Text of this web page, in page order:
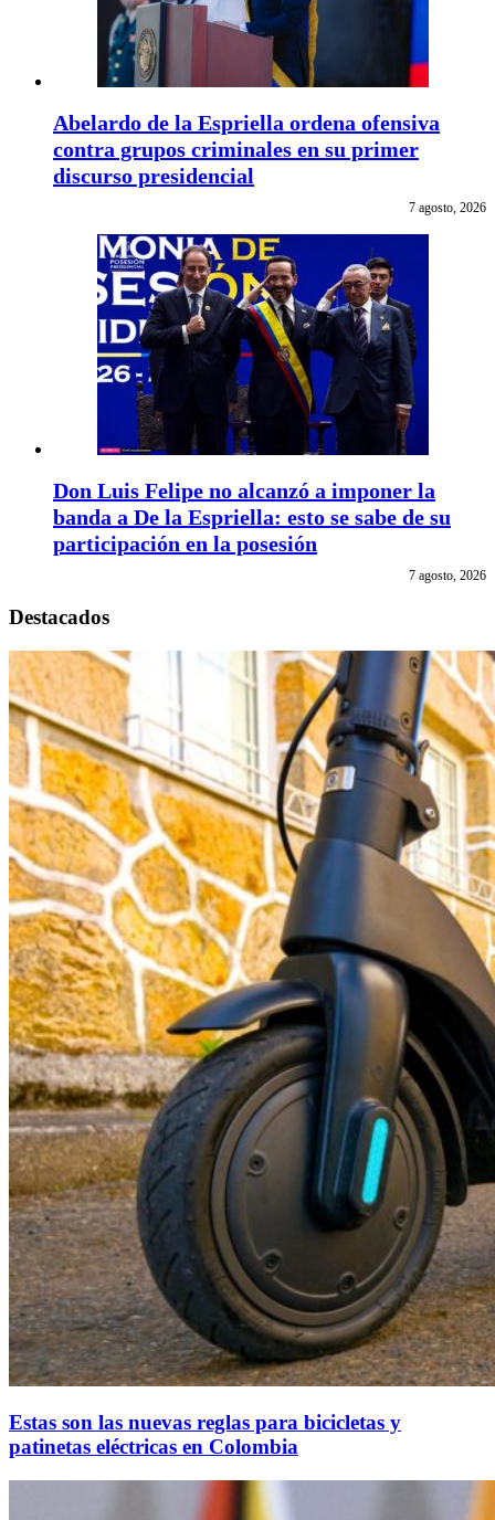
Abelardo de la Espriella ordena ofensiva
contra grupos criminales en su primer
discurso presidencial
7 agosto, 2026
Don Luis Felipe no alcanzó a imponer la
banda a De la Espriella: esto se sabe de su
participación en la posesión
7 agosto, 2026
Destacados
Estas son las nuevas reglas para bicicletas y
patinetas eléctricas en Colombia